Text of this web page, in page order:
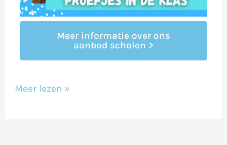
Meer informatie over ons
aanbod scholen >
Meer lezen »